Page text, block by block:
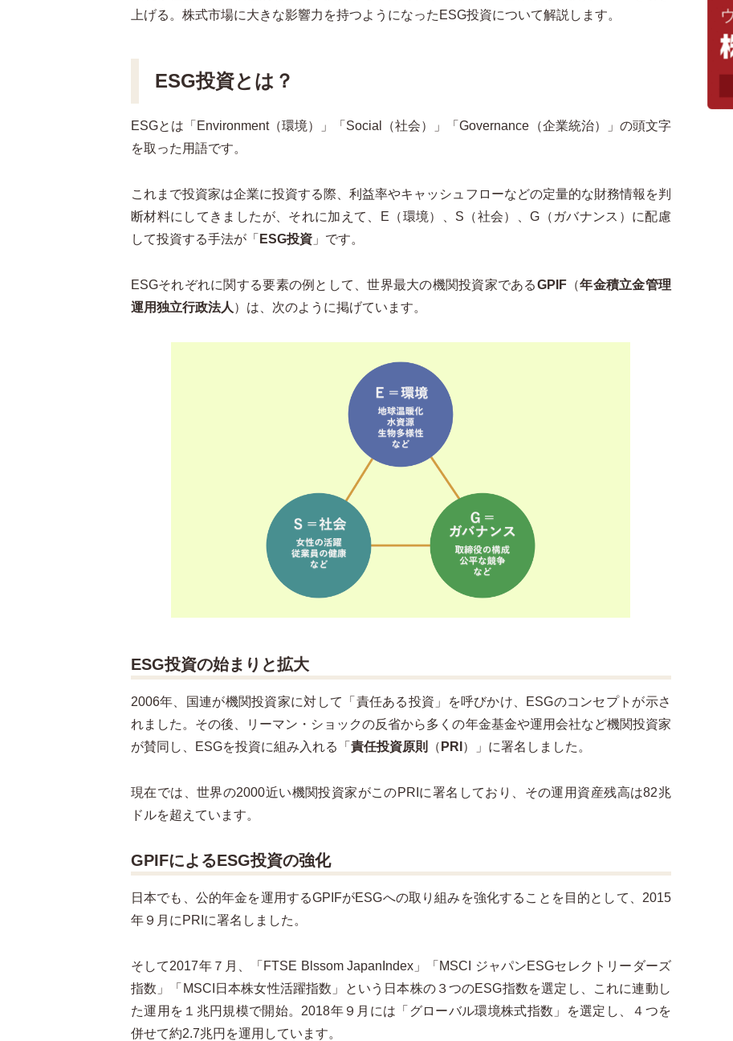
上げる。株式市場に大きな影響力を持つようになったESG投資について解説します。
ESG投資とは？
ESGとは「Environment（環境）」「Social（社会）」「Governance（企業統治）」の頭文字
を取った用語です。
これまで投資家は企業に投資する際、利益率やキャッシュフローなどの定量的な財務情報を判
断材料にしてきましたが、それに加えて、E（環境）、S（社会）、G（ガバナンス）に配慮
して投資する手法が「 ESG投資」です。
ESGそれぞれに関する要素の例として、世界最大の機関投資家であるGPIF（年金積立金管理
運用独立行政法人 ）は、次のように掲げています。
ESG投資の始まりと拡大
2006年、国連が機関投資家に対して「責任ある投資」を呼びかけ、ESGのコンセプトが示さ
れました。その後、リーマン・ショックの反省から多くの年金基金や運用会社など機関投資家
が賛同し、ESGを投資に組み入れる「 責任投資原則 （ PRI ）」に署名しました。
現在では、世界の2000近い機関投資家がこのPRIに署名しており、その運用資産残高は82兆
ドルを超えています。
GPIFによるESG投資の強化
日本でも、公的年金を運用するGPIFがESGへの取り組みを強化することを目的として、2015
年９月にPRIに署名しました。
そして2017年７月、「FTSE Blssom JapanIndex」「MSCI ジャパンESGセレクトリーダーズ
指数」「MSCI日本株女性活躍指数」という日本株の３つのESG指数を選定し、これに連動し
た運用を１兆円規模で開始。2018年９月には「グローバル環境株式指数」を選定し、４つを
併せて約2.7兆円を運用しています。